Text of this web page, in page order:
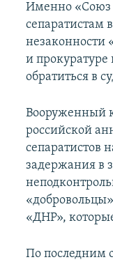
Именно «Союз
сепаратистам
незаконности
и прокуратуре
обратиться в
Вооруженный
российской
сепаратистов
задержания в
«ДНР»,
По последним